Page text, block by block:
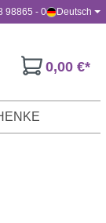
98865 - 0 Deutsch
0,00 €*